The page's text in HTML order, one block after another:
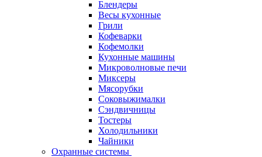
Блендеры
Весы кухонные
Грили
Кофеварки
Кофемолки
Кухонные машины
Микроволновые печи
Миксеры
Мясорубки
Соковыжималки
Сэндвичницы
Тостеры
Холодильники
Чайники
Охранные системы